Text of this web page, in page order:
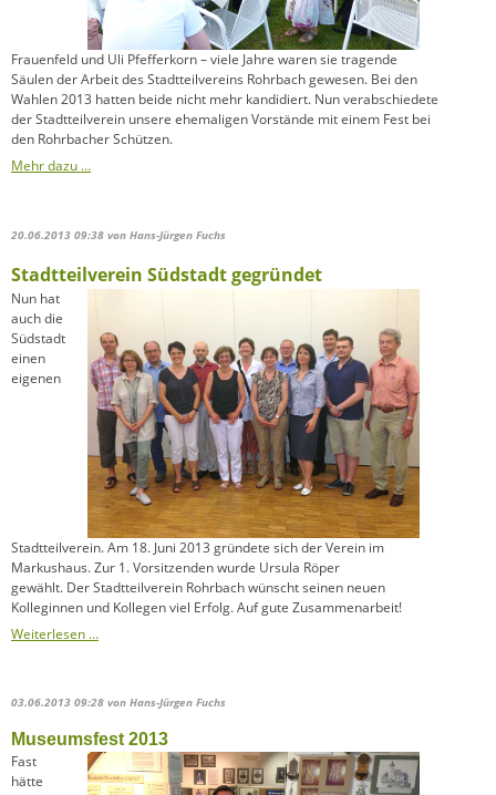
Frauenfeld und Uli Pfefferkorn – viele Jahre waren sie tragende
Säulen der Arbeit des Stadtteilvereins Rohrbach gewesen. Bei den
Wahlen 2013 hatten beide nicht mehr kandidiert. Nun verabschiedete
der Stadtteilverein unsere ehemaligen Vorstände mit einem Fest bei
den Rohrbacher Schützen.
Mehr dazu …
20.06.2013 09:38 von Hans-Jürgen Fuchs
Stadtteilverein Südstadt gegründet
Nun hat
auch die
Südstadt
einen
eigenen
Stadtteilverein. Am 18. Juni 2013 gründete sich der Verein im
Markushaus. Zur 1. Vorsitzenden wurde Ursula Röper
gewählt. Der Stadtteilverein Rohrbach wünscht seinen neuen
Kolleginnen und Kollegen viel Erfolg. Auf gute Zusammenarbeit!
Weiterlesen …Stadtteilverein
03.06.2013 09:28 von Hans-Jürgen Fuchs
Museumsfest 2013
Fast
hätte